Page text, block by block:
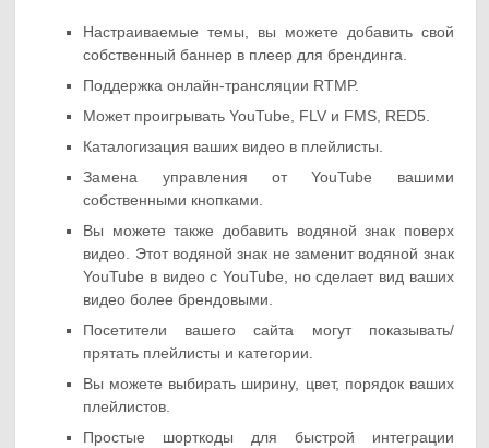
Настраиваемые темы, вы можете добавить свой
собственный баннер в плеер для брендинга.
Поддержка онлайн-трансляции RTMP.
Может проигрывать YouTube, FLV и FMS, RED5.
Каталогизация ваших видео в плейлисты.
Замена управления от YouTube вашими
собственными кнопками.
Вы можете также добавить водяной знак поверх
видео. Этот водяной знак не заменит водяной знак
YouTube в видео с YouTube, но сделает вид ваших
видео более брендовыми.
Посетители вашего сайта могут показывать/
прятать плейлисты и категории.
Вы можете выбирать ширину, цвет, порядок ваших
плейлистов.
Простые шорткоды для быстрой интеграции